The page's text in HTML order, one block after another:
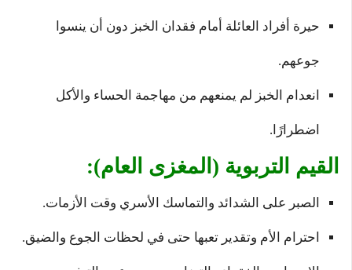
حيرة أفراد العائلة أمام فقدان الخبز دون أن ينسوا
جوعهم.
انعدام الخبز لم يمنعهم من مهاجمة الحساء والأكل
اضطرارًا.
القيم التربوية (المغزى العام):
الصبر على الشدائد والتماسك الأسري وقت الأزمات.
احترام الأم وتقدير تعبها حتى في لحظات الجوع والضيق.